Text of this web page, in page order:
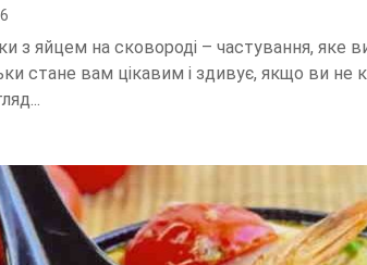
6
з яйцем на сковороді – частування, яке
стане вам цікавим і здивує, якщо ви не